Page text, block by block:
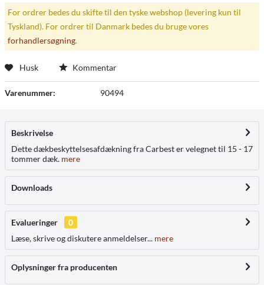
For ordrer bedes du skifte til den tyske webshop (levering kun til
Tyskland). For ordrer til Danmark bedes du bruge vores
forhandlersøgning.
Husk Kommentar
Varenummer: 90494
Beskrivelse
Dette dækbeskyttelsesafdækning fra Carbest er velegnet til 15 - 17
tommer dæk. mere
Downloads
Evalueringer
0
Læse, skrive og diskutere anmeldelser... mere
Oplysninger fra producenten